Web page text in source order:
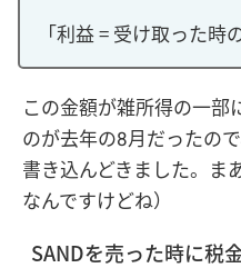
「利益 = 受け取った
この金額が雑所得の一部
のが去年の8月だったの
書き込んどきました。ま
なんですけどね）
SANDを売った時に税